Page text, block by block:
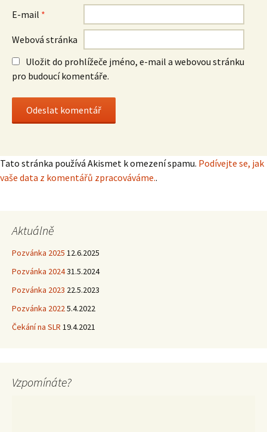
E-mail *
Webová stránka
Uložit do prohlížeče jméno, e-mail a webovou stránku
pro budoucí komentáře.
Tato stránka používá Akismet k omezení spamu. Podívejte se, jak
vaše data z komentářů zpracováváme..
Aktuálně
Pozvánka 2025 12.6.2025
Pozvánka 202431.5.2024
Pozvánka 2023 22.5.2023
Pozvánka 20225.4.2022
Čekání na SLR 19.4.2021
Vzpomínáte?